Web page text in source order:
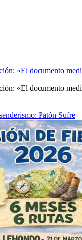
«El documento
«El documento
Patón Sufre